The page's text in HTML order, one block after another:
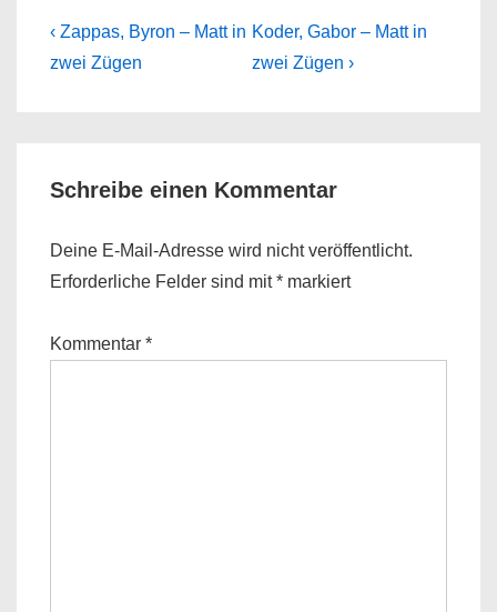
Beitragsnavigation
Previous
Post
‹ Zappas, Byron – Matt in
zwei Zügen
Next
Post
Koder, Gabor – Matt in
zwei Zügen ›
Schreibe einen Kommentar
Deine E-Mail-Adresse wird nicht veröffentlicht.
Erforderliche Felder sind mit* markiert
Kommentar *